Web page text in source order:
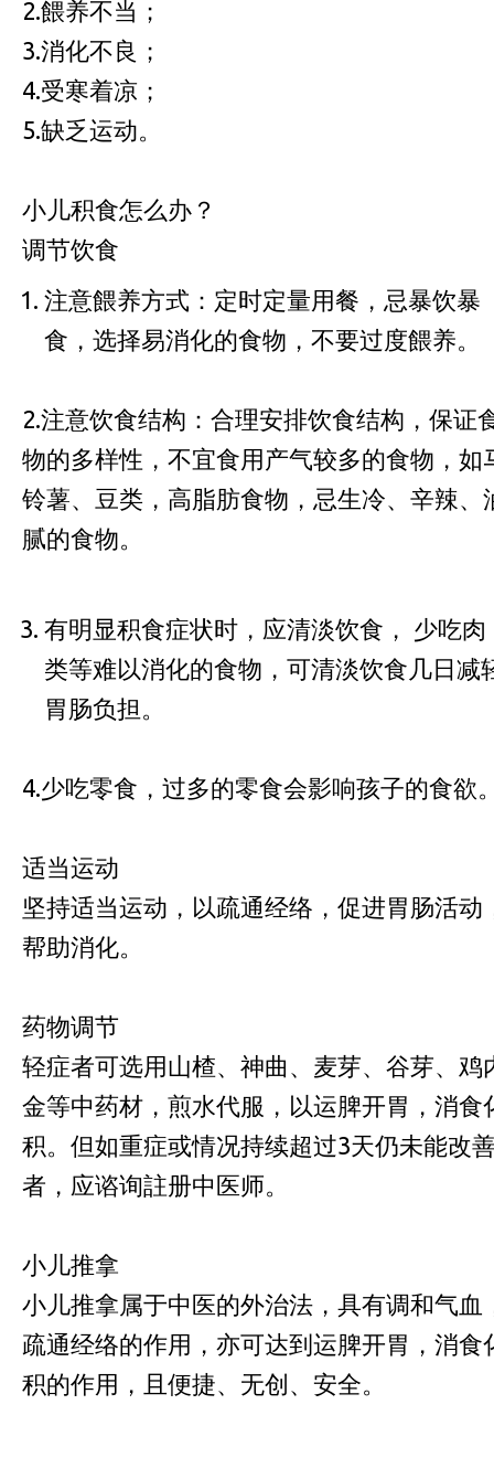
2.餵养不当；
3.消化不良；
4.受寒着凉；
5.缺乏运动。
小儿积食怎么办？
调节饮食
注意餵养方式：定时定量用餐，忌暴饮暴
食，选择易消化的食物，不要过度餵养。
2.注意饮食结构：合理安排饮食结构，保证
物的多样性，不宜食用产气较多的食物，如
铃薯、豆类，高脂肪食物，忌生冷、辛辣、
腻的食物。
有明显积食症状时，应清淡饮食， 少吃肉
类等难以消化的食物，可清淡饮食几日减
胃肠负担。
4.少吃零食，过多的零食会影响孩子的食欲
适当运动
坚持适当运动，以疏通经络，促进胃肠活动
帮助消化。
药物调节
轻症者可选用山楂、神曲、麦芽、谷芽、鸡
金等中药材，煎水代服，以运脾开胃，消食
积。但如重症或情况持续超过3天仍未能改
者，应谘询註册中医师。
小儿推拿
小儿推拿属于中医的外治法，具有调和气血
疏通经络的作用，亦可达到运脾开胃，消食
积的作用，且便捷、无创、安全。